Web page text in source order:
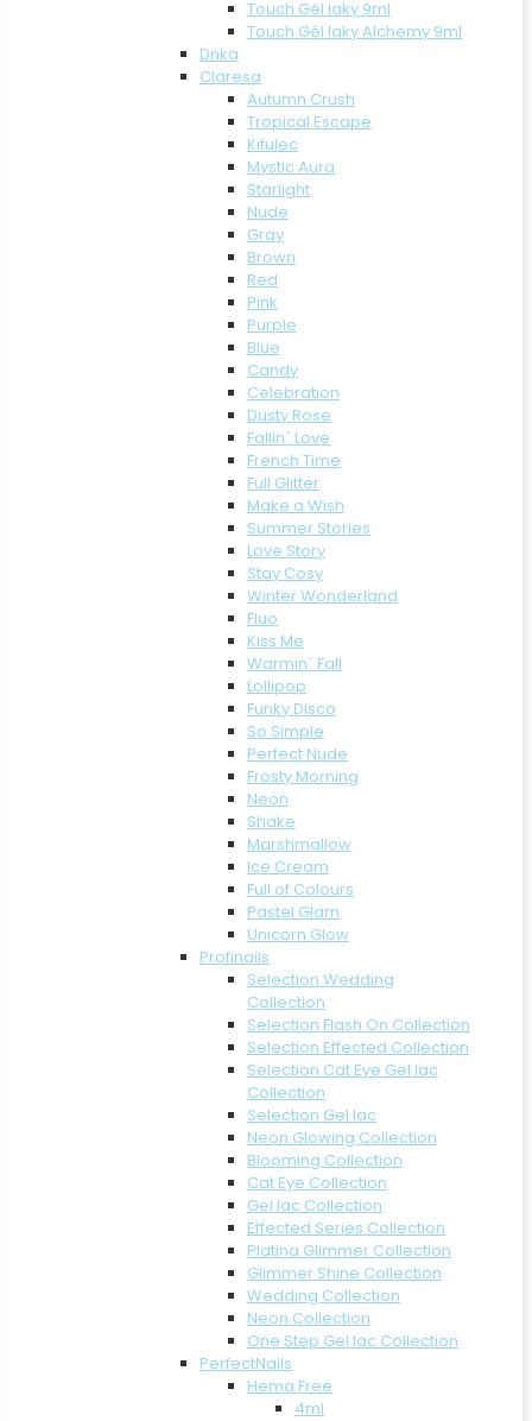
Touch Gél laky 9ml
Touch Gél laky Alchemy 9ml
Dnka
Claresa
Autumn Crush
Tropical Escape
Kitulec
Mystic Aura
Starlight
Nude
Gray
Brown
Red
Pink
Purple
Blue
Candy
Celebration
Dusty Rose
Fallin´ Love
French Time
Full Glitter
Make a Wish
Summer Stories
Love Story
Stay Cosy
Winter Wonderland
Fluo
Kiss Me
Warmin´ Fall
Lollipop
Funky Disco
So Simple
Perfect Nude
Frosty Morning
Neon
Shake
Marshmallow
Ice Cream
Full of Colours
Pastel Glam
Unicorn Glow
Profinails
Selection Wedding
Collection
Selection Flash On Collection
Selection Effected Collection
Selection Cat Eye Gel lac
Collection
Selection Gel lac
Neon Glowing Collection
Blooming Collection
Cat Eye Collection
Gel lac Collection
Effected Series Collection
Platina Glimmer Collection
Glimmer Shine Collection
Wedding Collection
Neon Collection
One Step Gel lac Collection
PerfectNails
Hema Free
4ml